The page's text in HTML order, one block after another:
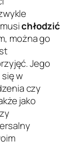
chłodzić
można go
Jego
w
czy
jako